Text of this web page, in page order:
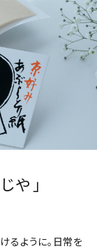
や」
るように。 日常を